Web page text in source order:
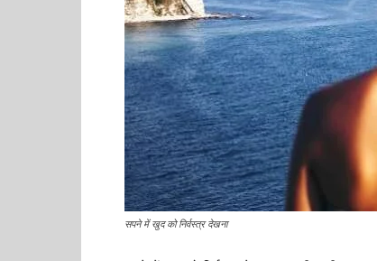
सपने में खुद को निर्वस्त्र देखना